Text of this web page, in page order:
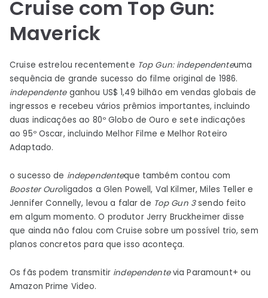
Cruise com Top Gun:
Maverick
Cruise estrelou recentemente Top Gun: independenteuma
sequência de grande sucesso do filme original de 1986.
independenteganhou US$ 1,49 bilhão em vendas globais de
ingressos e recebeu vários prêmios importantes, incluindo
duas indicações ao 80º Globo de Ouro e sete indicações
ao 95º Oscar, incluindo Melhor Filme e Melhor Roteiro
Adaptado.
o sucesso de independenteque também contou com
Booster Ouroligados a Glen Powell, Val Kilmer, Miles Teller e
Jennifer Connelly, levou a falar de Top Gun 3sendo feito
em algum momento. O produtor Jerry Bruckheimer disse
que ainda não falou com Cruise sobre um possível trio, sem
planos concretos para que isso aconteça.
Os fãs podem transmitir independentevia Paramount+ ou
Amazon Prime Video.